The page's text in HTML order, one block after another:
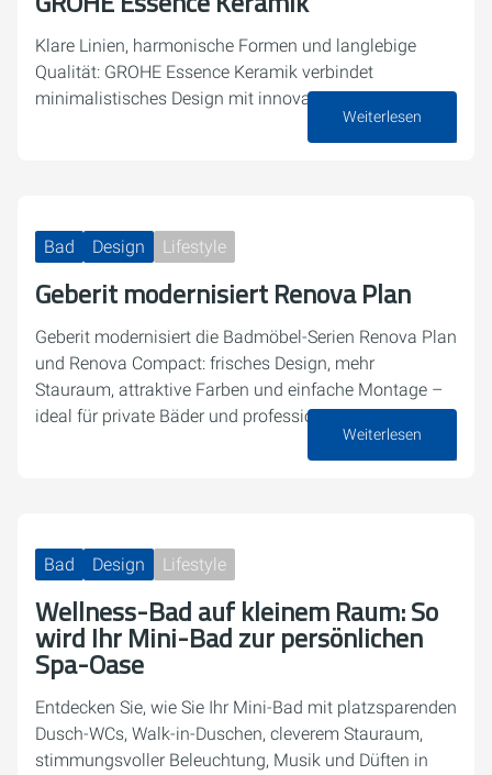
Klare Linien, harmonische Formen und langlebige
Qualität: GROHE Essence Keramik verbindet
minimalistisches Design mit innovativen Features.
Weiterlesen
Bad Design Lifestyle
Geberit modernisiert Renova Plan
Geberit modernisiert die Badmöbel-Serien Renova Plan
und Renova Compact: frisches Design, mehr
Stauraum, attraktive Farben und einfache Montage –
ideal für private Bäder und professionelle Projekte.
Weiterlesen
Bad Design Lifestyle
Wellness-Bad auf kleinem Raum: So
wird Ihr Mini-Bad zur persönlichen
Spa-Oase
Entdecken Sie, wie Sie Ihr Mini-Bad mit platzsparenden
Dusch-WCs, Walk-in-Duschen, cleverem Stauraum,
stimmungsvoller Beleuchtung, Musik und Düften in